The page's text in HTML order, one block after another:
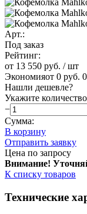
Арт.:
Под заказ
Рейтинг:
от 13 550 руб. / шт
Экономияот 0 руб.
Нашли дешевле?
Укажите количество
−
Сумма:
В корзину
Отправить заявку
Цена по запросу
Внимание!
К списку товаров
Технические